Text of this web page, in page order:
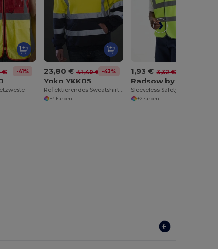
€ -41% 23,80 € 41,40 € -43%
Yoko YKK05
Reflektierendes Sweatshirt mit Reißverschluss-Kragen
+4 Farben
1,93 € 3,32 €
Sleeveless Safety Waist Coat
+2 Farben